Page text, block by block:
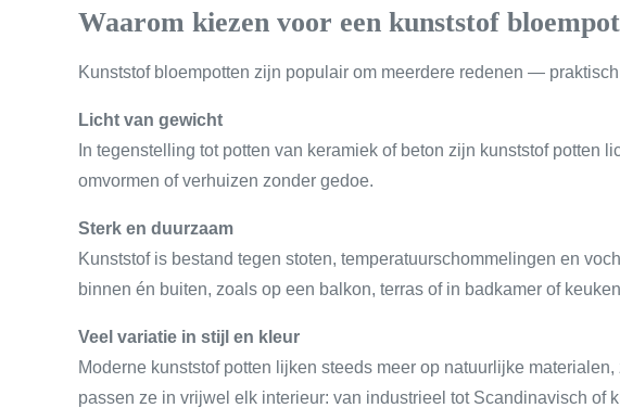
Waarom kiezen voor een kunststof
Kunststof bloempotten zijn populair om meerdere redenen —
Licht van gewicht
In tegenstelling tot potten van keramiek of beton zijn kunststof potten
omvormen of verhuizen zonder gedoe.
Sterk en duurzaam
Kunststof is bestand tegen stoten, temperatuurschommelingen en
binnen én buiten, zoals op een balkon, terras of in badkamer of
Veel variatie in stijl en kleur
Moderne kunststof potten lijken steeds meer op natuurlijke
passen ze in vrijwel elk interieur: van industrieel tot Scandinavisch of